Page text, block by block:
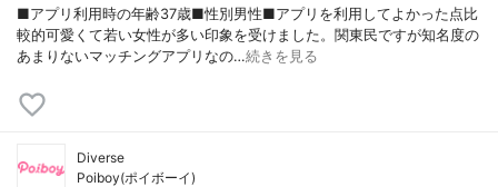
■アプリ利用時の年齢37歳■性別男性■アプリを利用してよかった点比
較的可愛くて若い女性が多い印象を受けました。関東民ですが知名度の
あまりないマッチングアプリなの…続きを見る
Diverse
Poiboy(ポイボーイ)